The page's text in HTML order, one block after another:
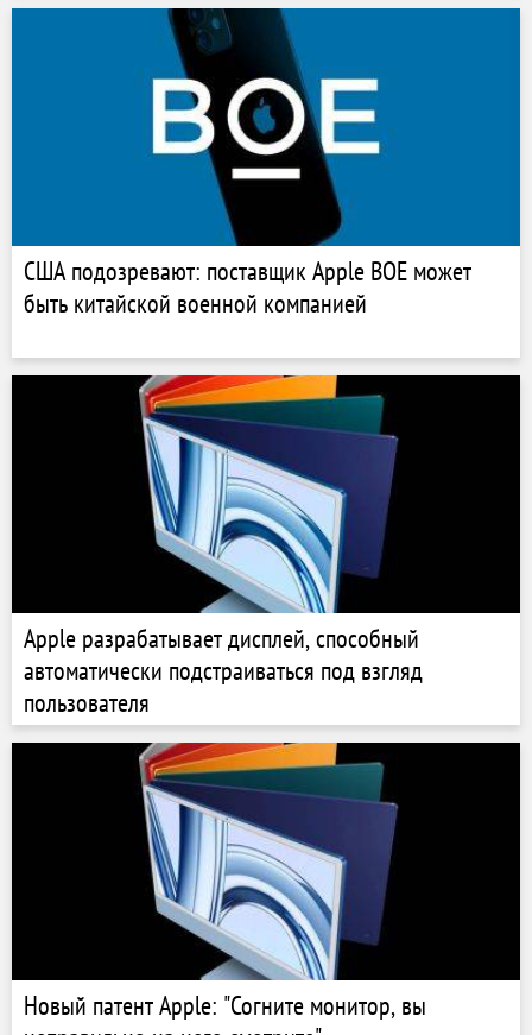
США подозревают: поставщик Apple BOE может
быть китайской военной компанией
Apple разрабатывает дисплей, способный
автоматически подстраиваться под взгляд
пользователя
Новый патент Apple: "Согните монитор, вы